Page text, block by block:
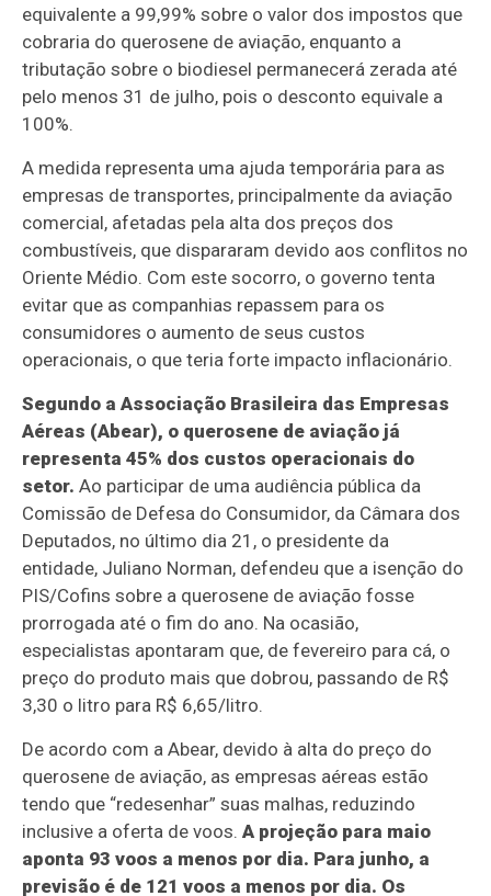
equivalente a 99,99% sobre o valor dos impostos que
cobraria do querosene de aviação, enquanto a
tributação sobre o biodiesel permanecerá zerada até
pelo menos 31 de julho, pois o desconto equivale a
100%.
A medida representa uma ajuda temporária para as
empresas de transportes, principalmente da aviação
comercial, afetadas pela alta dos preços dos
combustíveis, que dispararam devido aos conflitos no
Oriente Médio. Com este socorro, o governo tenta
evitar que as companhias repassem para os
consumidores o aumento de seus custos
operacionais, o que teria forte impacto inflacionário.
Segundo a Associação Brasileira das Empresas
Aéreas (Abear), o querosene de aviação já
representa 45% dos custos operacionais do
setor. Ao participar de uma audiência pública da
Comissão de Defesa do Consumidor, da Câmara dos
Deputados, no último dia 21, o presidente da
entidade, Juliano Norman, defendeu que a isenção do
PIS/Cofins sobre a querosene de aviação fosse
prorrogada até o fim do ano. Na ocasião,
especialistas apontaram que, de fevereiro para cá, o
preço do produto mais que dobrou, passando de R$
3,30 o litro para R$ 6,65/litro.
De acordo com a Abear, devido à alta do preço do
querosene de aviação, as empresas aéreas estão
tendo que “redesenhar” suas malhas, reduzindo
inclusive a oferta de voos.A projeção para maio
aponta 93 voos a menos por dia. Para junho, a
previsão é de 121 voos a menos por dia. Os